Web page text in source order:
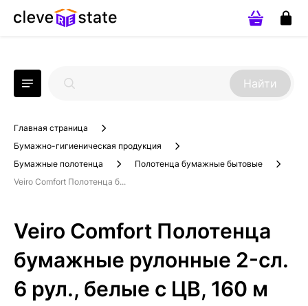
Найти
Главная страница
Бумажно-гигиеническая продукция
Бумажные полотенца
Полотенца бумажные бытовые
Veiro Comfort Полотенца б...
Veiro Comfort Полотенца
бумажные рулонные 2-сл.
6 рул., белые с ЦВ, 160 м